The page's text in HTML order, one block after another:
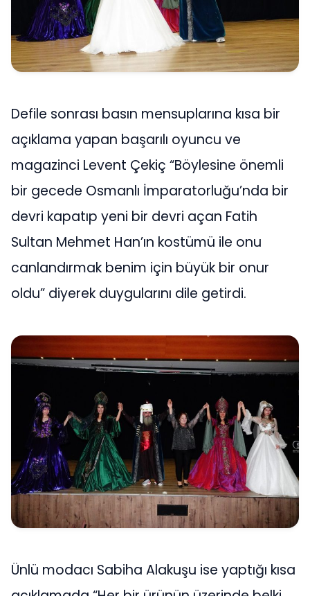
Defile sonrası basın mensuplarına kısa bir
açıklama yapan başarılı oyuncu ve
magazinci Levent Çekiç “Böylesine önemli
bir gecede Osmanlı İmparatorluğu’nda bir
devri kapatıp yeni bir devri açan Fatih
Sultan Mehmet Han’ın kostümü ile onu
canlandırmak benim için büyük bir onur
oldu” diyerek duygularını dile getirdi.
Ünlü modacı Sabiha Alakuşu ise yaptığı kısa